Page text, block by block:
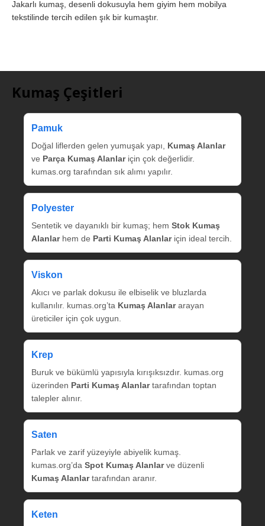
Jakarlı kumaş, desenli dokusuyla hem giyim hem mobilya
tekstilinde tercih edilen şık bir kumaştır.
Kumaş Çeşitleri
Pamuk
Doğal liflerden gelen yumuşak yapı, Kumaş Alanlar
ve Parça Kumaş Alanlariçin çok değerlidir.
kumas.org tarafından sık alımı yapılır.
Polyester
Sentetik ve dayanıklı bir kumaş; hem Stok Kumaş
Alanlarhem de Parti Kumaş Alanlariçin ideal tercih.
Viskon
Akıcı ve parlak dokusu ile elbiselik ve bluzlarda
kullanılır. kumas.org’ta Kumaş Alanlararayan
üreticiler için çok uygun.
Krep
Buruk ve bükümlü yapısıyla kırışıksızdır. kumas.org
üzerinden Parti Kumaş Alanlartarafından toptan
talepler alınır.
Saten
Parlak ve zarif yüzeyiyle abiyelik kumaş.
kumas.org’da Spot Kumaş Alanlarve düzenli
Kumaş Alanlartarafından aranır.
Keten